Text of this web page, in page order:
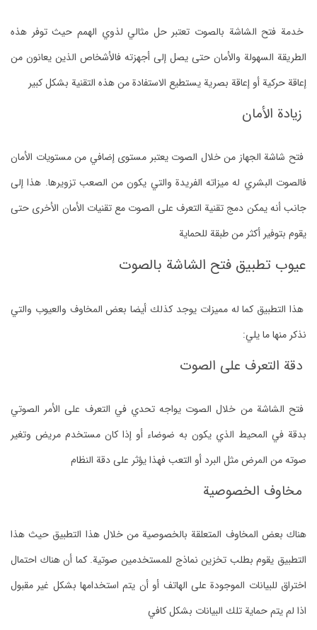
خدمة فتح الشاشة بالصوت تعتبر حل مثالي لذوي الهمم حيث توفر هذه
الطريقة السهولة والأمان حتى يصل إلى أجهزته فالأشخاص الذين يعانون من
إعاقة حركية أو إعاقة بصرية يستطيع الاستفادة من هذه التقنية بشكل كبير
زيادة الأمان
فتح شاشة الجهاز من خلال الصوت يعتبر مستوى إضافي من مستويات الأمان
فالصوت البشري له ميزاته الفريدة والتي يكون من الصعب تزويرها. هذا إلى
جانب أنه يمكن دمج تقنية التعرف على الصوت مع تقنيات الأمان الأخرى حتى
يقوم بتوفير أكثر من طبقة للحماية
عيوب تطبيق فتح الشاشة بالصوت
هذا التطبيق كما له مميزات يوجد كذلك أيضا بعض المخاوف والعيوب والتي
نذكر منها ما يلي:
دقة التعرف على الصوت
فتح الشاشة من خلال الصوت يواجه تحدي في التعرف على الأمر الصوتي
بدقة في المحيط الذي يكون به ضوضاء أو إذا كان مستخدم مريض وتغير
صوته من المرض مثل البرد أو التعب فهذا يؤثر على دقة النظام
مخاوف الخصوصية
هناك بعض المخاوف المتعلقة بالخصوصية من خلال هذا التطبيق حيث هذا
التطبيق يقوم بطلب تخزين نماذج للمستخدمين صوتية. كما أن هناك احتمال
اختراق للبيانات الموجودة على الهاتف أو أن يتم استخدامها بشكل غير مقبول
اذا لم يتم حماية تلك البيانات بشكل كافي